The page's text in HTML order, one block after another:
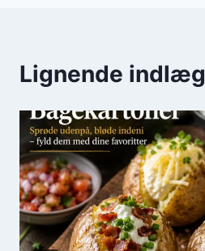
Lignende indlæg